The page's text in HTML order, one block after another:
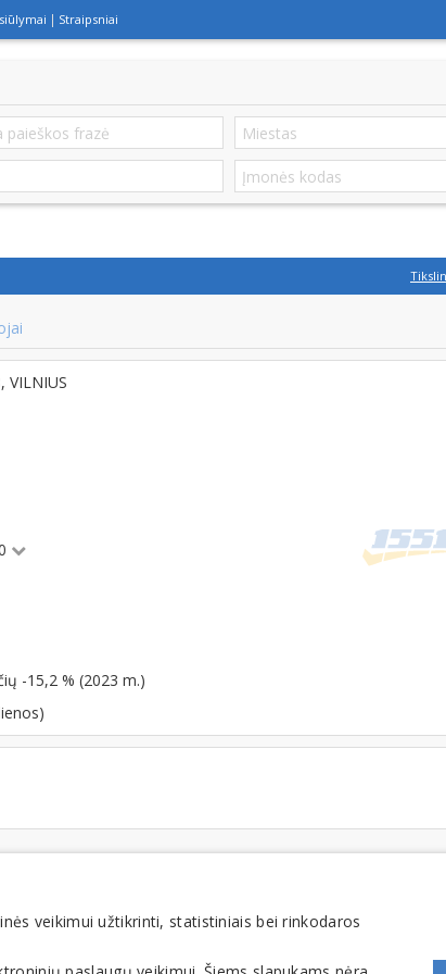
Straipsniai
VILNIUS
-15,2 % (2023 m.)
veikimui užtikrinti, statistiniais bei rinkodaros